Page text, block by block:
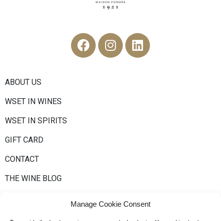
Manage Cookie Consent
ABOUT US
WSET IN WINES
WSET IN SPIRITS
GIFT CARD
CONTACT
THE WINE BLOG